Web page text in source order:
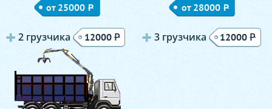
от 25000 Р
2 грузчика 12000Р
от 28000 Р
3 грузчика 12000Р